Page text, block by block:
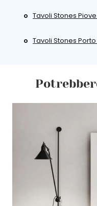
Tavoli Stones
Tavoli Stones